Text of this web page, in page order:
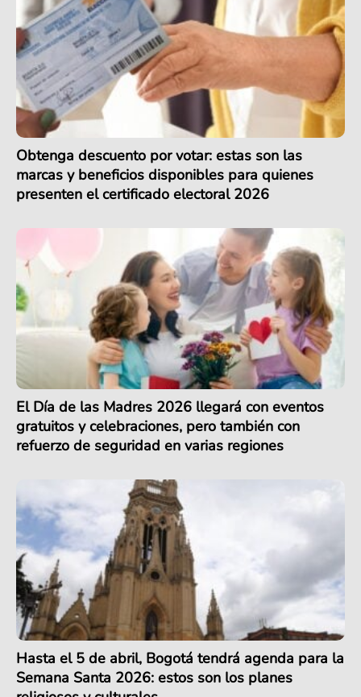
Obtenga descuento por votar: estas son las
marcas y beneficios disponibles para quienes
presenten el certificado electoral 2026
El Día de las Madres 2026 llegará con eventos
gratuitos y celebraciones, pero también con
refuerzo de seguridad en varias regiones
Hasta el 5 de abril, Bogotá tendrá agenda para la
Semana Santa 2026: estos son los planes